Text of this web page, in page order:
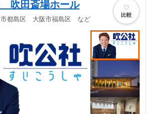
吹田斎場ホール
市都島区 大阪市福島区 など 比較